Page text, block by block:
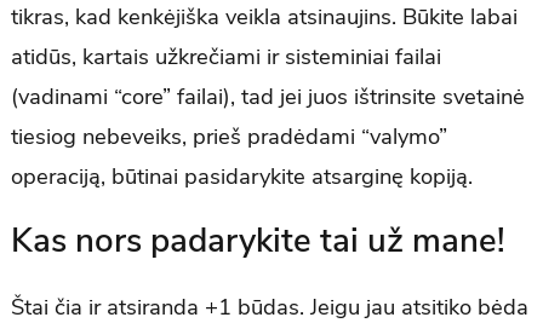
tikras, kad kenkėjiška veikla atsinaujins. Būkite labai
atidūs, kartais užkrečiami ir sisteminiai failai
(vadinami “core” failai), tad jei juos ištrinsite svetainė
tiesiog nebeveiks, prieš pradėdami “valymo”
operaciją, būtinai pasidarykite atsarginę kopiją.
Kas nors padarykite tai už mane!
Štai čia ir atsiranda +1 būdas. Jeigu jau atsitiko bėda